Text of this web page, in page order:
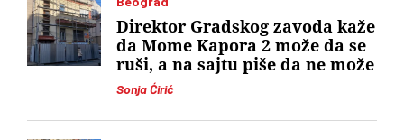
Sonja Ćirić
Direktor Gradskog zavoda kaže
da Mome Kapora 2 može da se
ruši, a na sajtu piše da ne može